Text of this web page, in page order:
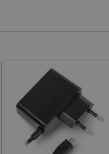
CookieScriptConsent
__cf_bm
__cf_bm